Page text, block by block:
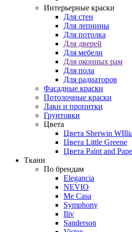
Интерьерные краски
Для стен
Для лепнины
Для потолка
Для дверей
Для мебели
Для оконных рам
Для пола
Для радиаторов
Фасадные краски
Потолочные краски
Лаки и пропитки
Грунтовки
Цвета
Цвета Sherwin
Цвета Little Greene
Цвета Paint and
Ткани
По брендам
Elegancia
NEVIO
Me Casa
Symphony
Iliv
Sanderson